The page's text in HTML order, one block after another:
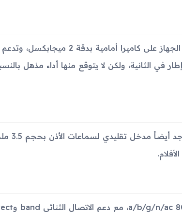
للصور الذاتية ومكالمات الفيديو، يحتوي الجهاز على
الفيديو بجودة 1080 بكسل بمعدل 30 إطار في الثانية، ولكن لا يتوقع منها أداء
يأتي